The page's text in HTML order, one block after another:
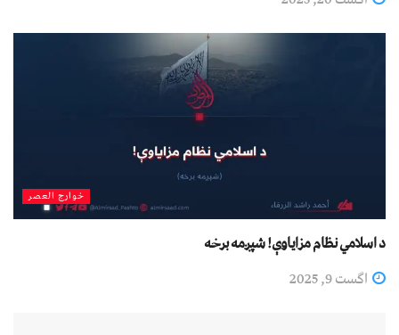
خوارج العصر
د اسلامي نظام مزاياوې! شپږمه برخه
اگست 9, 2025